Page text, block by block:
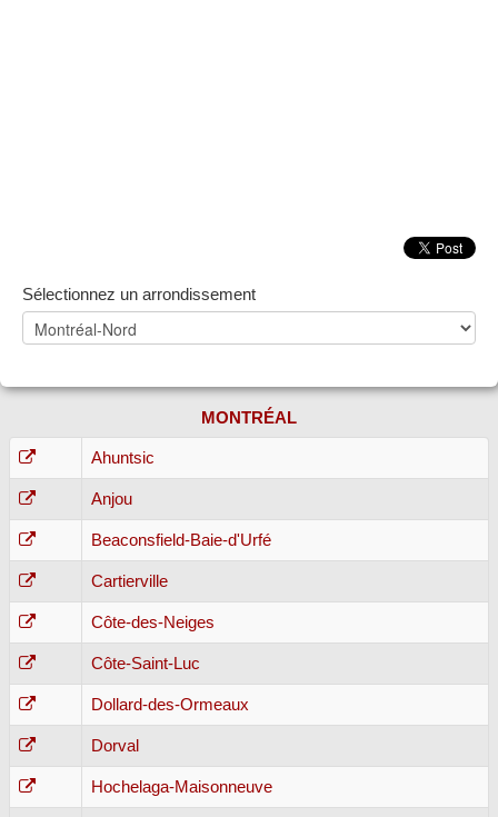
Sélectionnez un arrondissement
MONTRÉAL
Ahuntsic
Anjou
Beaconsfield-Baie-d'Urfé
Cartierville
Côte-des-Neiges
Côte-Saint-Luc
Dollard-des-Ormeaux
Dorval
Hochelaga-Maisonneuve